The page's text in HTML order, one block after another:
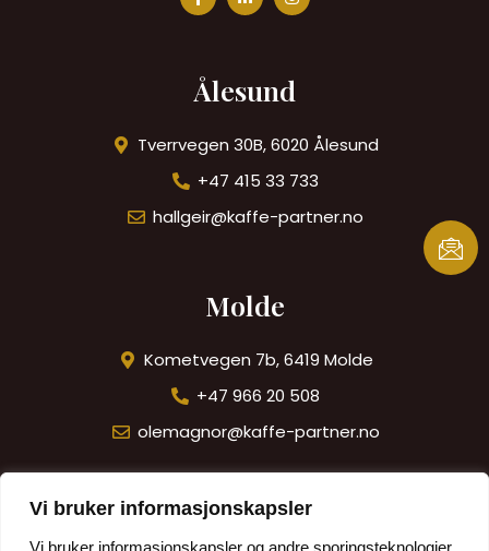
Vi bruker informasjonskapsler
Vi bruker informasjonskapsler og andre sporingsteknologier
Ålesund
Tverrvegen 30B, 6020 Ålesund
+47 415 33 733
hallgeir@kaffe-partner.no
Molde
Kometvegen 7b, 6419 Molde
+47 966 20 508
olemagnor@kaffe-partner.no
Trondheim